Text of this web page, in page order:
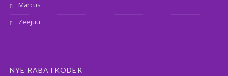
Marcus
Zeejuu
NYE RABATKODER